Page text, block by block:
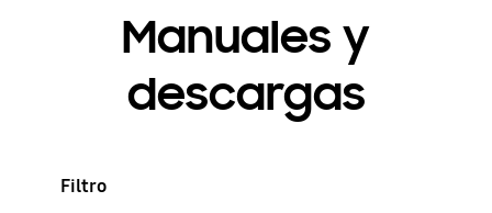
Manuales y
descargas
Filtro